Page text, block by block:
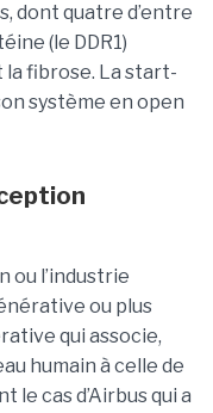
dont quatre d’entre
(le DDR1)
la fibrose. La start-
système en open
ou l’industrie
ou plus
qui associe,
humain à celle de
le cas d’Airbus qui a